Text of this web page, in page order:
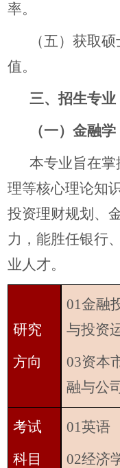
率。
（五）获取
值。
三、招生专业
（一）金融
本专业旨在
理等核心理论知
投资理财规划、
力，能胜任银行
业人才。
研究
方向
01金融
与投资
03资本
融与公
考试
科目
01英语
02经济